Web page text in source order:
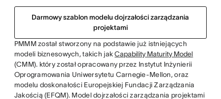
Darmowy szablon modelu dojrzałości zarządzania
projektami
PMMM został stworzony na podstawie już istniejących
modeli biznesowych, takich jakCapability Maturity Model
(CMM). który został opracowany przez Instytut Inżynierii
Oprogramowania Uniwersytetu Carnegie-Mellon, oraz
modelu doskonałości Europejskiej Fundacji Zarządzania
Jakością (EFQM). Model dojrzałości zarządzania projektami